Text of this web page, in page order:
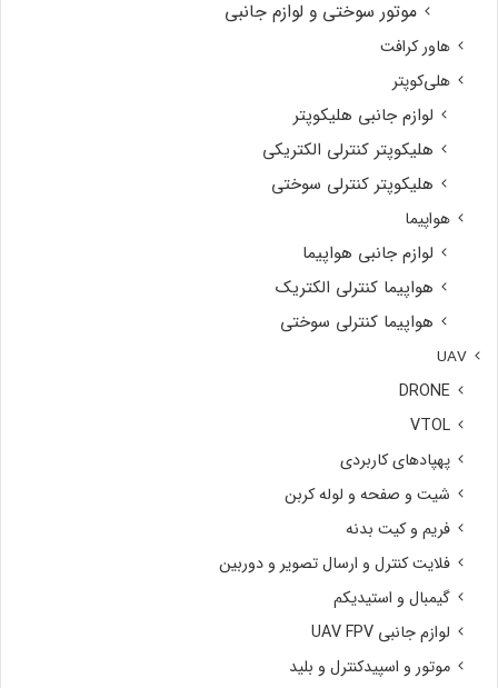
موتور سوختی و لوازم جانبی
هاور کرافت
هلی‌کوپتر
لوازم جانبی هلیکوپتر
هلیکوپتر کنترلی الکتریکی
هلیکوپتر کنترلی سوختی
هواپیما
لوازم جانبی هواپیما
هواپیما کنترلی الکتریک
هواپیما کنترلی سوختی
UAV
DRONE
VTOL
پهپادهای کاربردی
شیت و صفحه و لوله کربن
فریم و کیت بدنه
فلایت کنترل و ارسال تصویر و دوربین
گیمبال و استیدیکم
لوازم جانبی UAV FPV
موتور و اسپیدکنترل و بلید